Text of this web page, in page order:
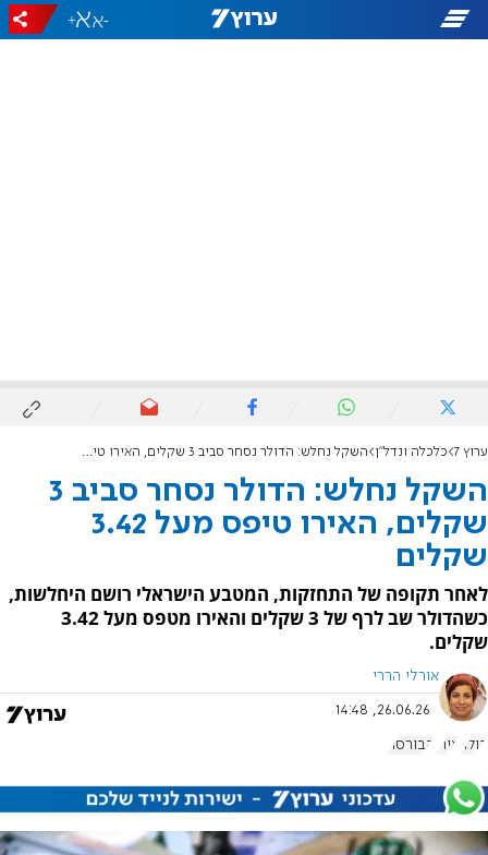
-
+
ערוץ 7 כלכלה ונדל"ן השקל נחלש: הדולר נסחר סביב 3 שקלים, האירו טיפס מעל 3.42 שקלים
השקל נחלש: הדולר נסחר סביב 3
שקלים, האירו טיפס מעל 3.42
שקלים
לאחר תקופה של התחזקות, המטבע הישראלי רושם היחלשות,
כשהדולר שב לרף של 3 שקלים והאירו מטפס מעל 3.42
שקלים.
אורלי הררי
26.06.26, 14:48
דולר אירו הבורסה